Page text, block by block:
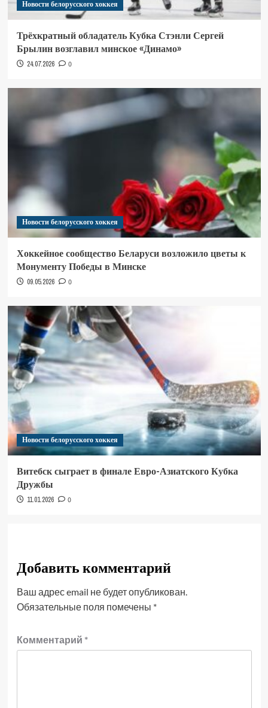
Новости белорусского хоккея
Трёхкратный обладатель Кубка Стэнли Сергей
Брылин возглавил минское «Динамо»
24.07.2026 0
Новости белорусского хоккея
Хоккейное сообщество Беларуси возложило цветы к
Монументу Победы в Минске
09.05.2026 0
Новости белорусского хоккея
Витебск сыграет в финале Евро-Азиатского Кубка
Дружбы
11.01.2026 0
Добавить комментарий
Ваш адрес email не будет опубликован.
Обязательные поля помечены *
Комментарий *